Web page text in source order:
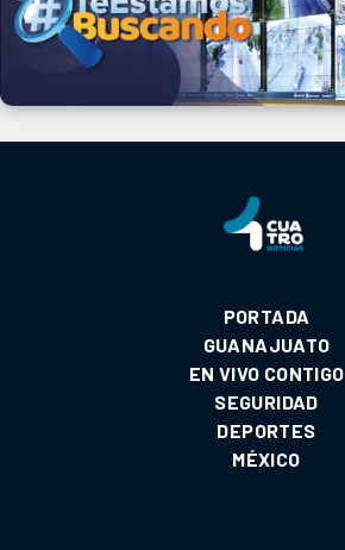
PORTADA
GUANAJUATO
EN VIVO CONTIGO
SEGURIDAD
DEPORTES
MÉXICO